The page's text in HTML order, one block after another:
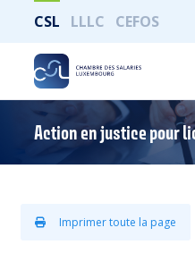
CSL LLLC CEFOS
Action en justice pour
Imprimer toute la page